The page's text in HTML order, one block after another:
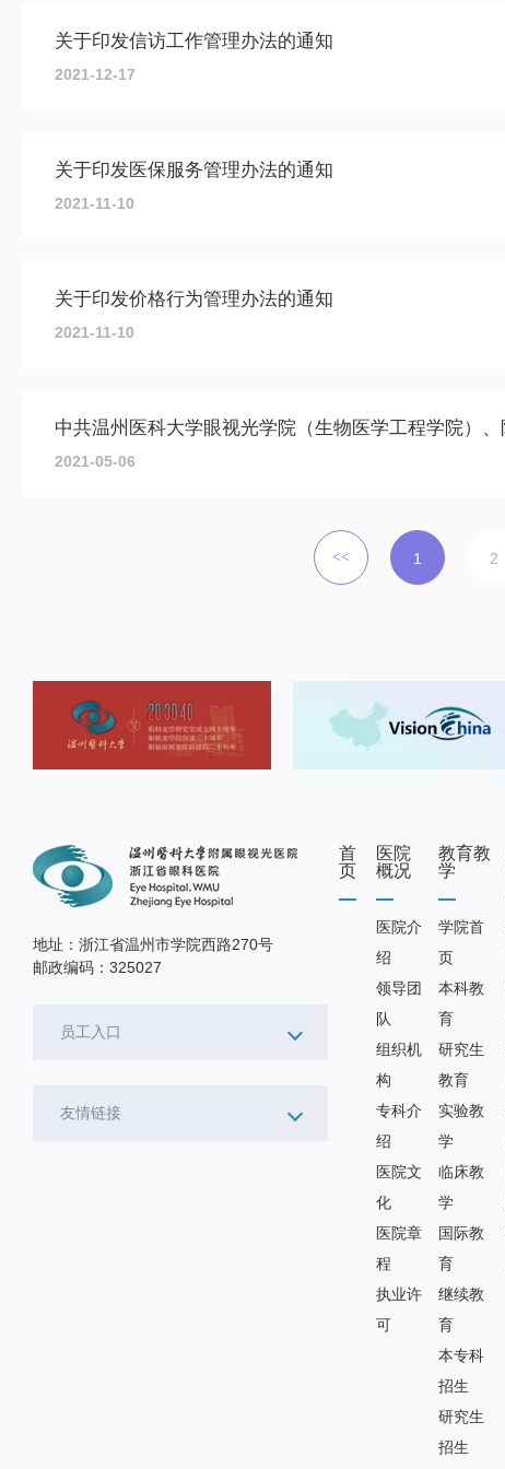
关于印发信访工作管理办法的通知
2021-12-17
关于印发医保服务管理办法的通知
2021-11-10
关于印发价格行为管理办法的通知
2021-11-10
2021-05-06
1 2
地址：浙江省温州市学院西路270号
邮政编码：325027
员工入口
友情链接
首
页
医院
概况
医院介
绍
领导团
队
组织机
构
专科介
绍
医院文
化
医院章
程
执业许
可
教育教
学
学院首
页
本科教
育
研究生
教育
实验教
学
临床教
学
国际教
育
继续教
育
本专科
招生
研究生
招生